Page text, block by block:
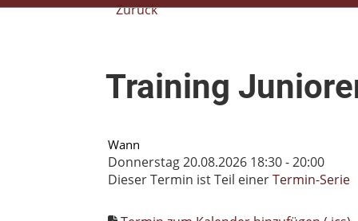
Zurück
Training
Wann
Donnerstag 20.08.2026 18:30 - 20:00
Dieser Termin ist Teil einerTermin-Serie